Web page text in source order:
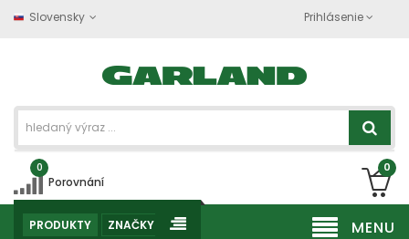
Slovensky Prihlásenie
0
Porovnání
0
MENU
PRODUKTY ZNAČKY